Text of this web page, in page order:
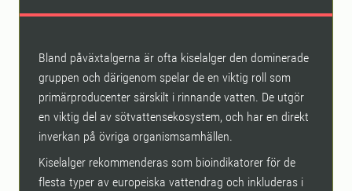
Bland påväxtalgerna är ofta kiselalger den dominerade
gruppen och därigenom spelar de en viktig roll som
primärproducenter särskilt i rinnande vatten. De utgör
en viktig del av sötvattensekosystem, och har en direkt
inverkan på övriga organismsamhällen.
Kiselalger rekommenderas som bioindikatorer för de
flesta typer av europeiska vattendrag och inkluderas i